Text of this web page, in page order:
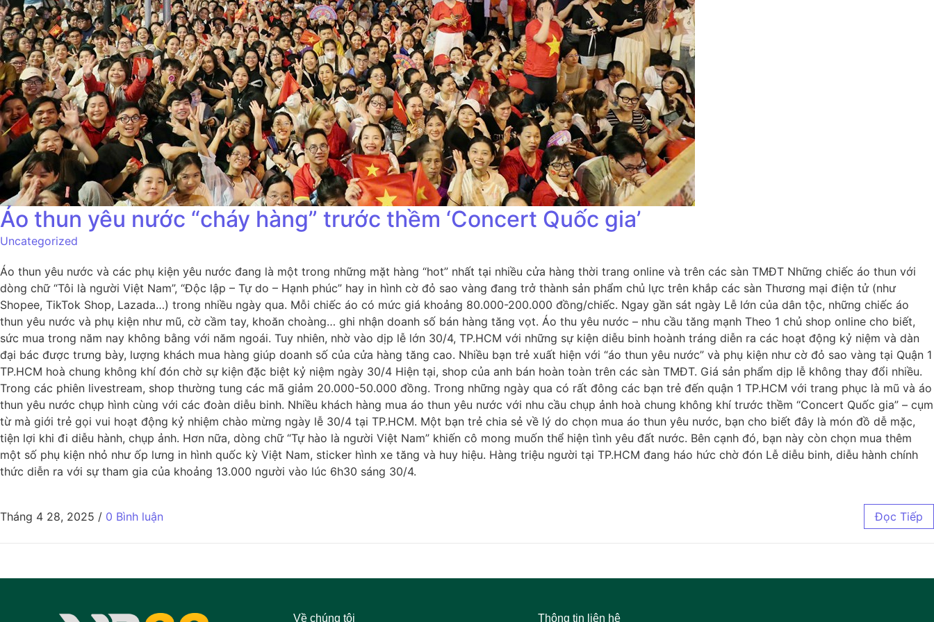
Áo thun yêu nước “cháy hàng” trước thềm ‘Concert Quốc gia’
Uncategorized
Áo thun yêu nước và các phụ kiện yêu nước đang là một trong những mặt hàng “hot” nhất tại nhiều cửa hàng thời trang online và trên các sàn TMĐT Những chiếc áo thun với
dòng chữ “Tôi là người Việt Nam”, “Độc lập – Tự do – Hạnh phúc” hay in hình cờ đỏ sao vàng đang trở thành sản phẩm chủ lực trên khắp các sàn Thương mại điện tử (như
Shopee, TikTok Shop, Lazada…) trong nhiều ngày qua. Mỗi chiếc áo có mức giá khoảng 80.000-200.000 đồng/chiếc. Ngay gần sát ngày Lễ lớn của dân tộc, những chiếc áo
thun yêu nước và phụ kiện như mũ, cờ cầm tay, khoăn choàng… ghi nhận doanh số bán hàng tăng vọt. Áo thu yêu nước – nhu cầu tăng mạnh Theo 1 chủ shop online cho biết,
sức mua trong năm nay không bằng với năm ngoái. Tuy nhiên, nhờ vào dịp lễ lớn 30/4, TP.HCM với những sự kiện diễu binh hoành tráng diễn ra các hoạt động kỷ niệm và dàn
đại bác được trưng bày, lượng khách mua hàng giúp doanh số của cửa hàng tăng cao. Nhiều bạn trẻ xuất hiện với “áo thun yêu nước” và phụ kiện như cờ đỏ sao vàng tại Quận 1
TP.HCM hoà chung không khí đón chờ sự kiện đặc biệt kỷ niệm ngày 30/4 Hiện tại, shop của anh bán hoàn toàn trên các sàn TMĐT. Giá sản phẩm dịp lễ không thay đổi nhiều.
Trong các phiên livestream, shop thường tung các mã giảm 20.000-50.000 đồng. Trong những ngày qua có rất đông các bạn trẻ đến quận 1 TP.HCM với trang phục là mũ và áo
thun yêu nước chụp hình cùng với các đoàn diễu binh. Nhiều khách hàng mua áo thun yêu nước với nhu cầu chụp ảnh hoà chung không khí trước thềm “Concert Quốc gia” – cụm
từ mà giới trẻ gọi vui hoạt động kỷ nhiệm chào mừng ngày lễ 30/4 tại TP.HCM. Một bạn trẻ chia sẻ về lý do chọn mua áo thun yêu nước, bạn cho biết đây là món đồ dễ mặc,
tiện lợi khi đi diễu hành, chụp ảnh. Hơn nữa, dòng chữ “Tự hào là người Việt Nam” khiến cô mong muốn thể hiện tình yêu đất nước. Bên cạnh đó, bạn này còn chọn mua thêm
một số phụ kiện nhỏ như ốp lưng in hình quốc kỳ Việt Nam, sticker hình xe tăng và huy hiệu. Hàng triệu người tại TP.HCM đang háo hức chờ đón Lễ diễu binh, diễu hành chính
thức diễn ra với sự tham gia của khoảng 13.000 người vào lúc 6h30 sáng 30/4.
Tháng 4 28, 2025 / 0 Bình luận Đọc Tiếp
Về chúng tôi Thông tin liên hệ